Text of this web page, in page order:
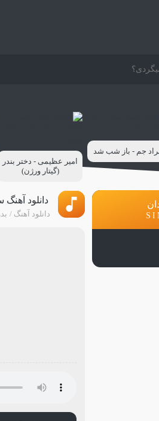
جم - باز شب شد
امیر عظیمی - دختر بندر
(گیتار ورژن)
دانلود
دانلود آهنگ